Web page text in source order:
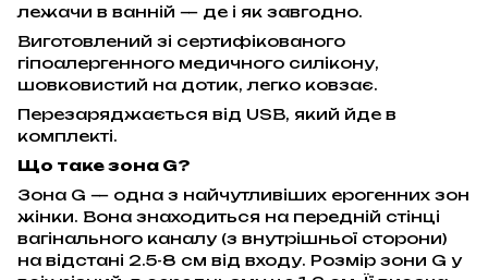
лежачи в ванній — де і як завгодно.
Виготовлений зі сертифікованого
гіпоалергенного медичного силікону,
шовковистий на дотик, легко ковзає.
Перезаряджається від USB, який йде в
комплекті.
Що таке зона G?
Зона G — одна з найчутливіших ерогенних зон
жінки. Вона знаходиться на передній стінці
вагінального каналу (з внутрішньої сторони)
на відстані 2.5-8 см від входу. Розмір зони G у